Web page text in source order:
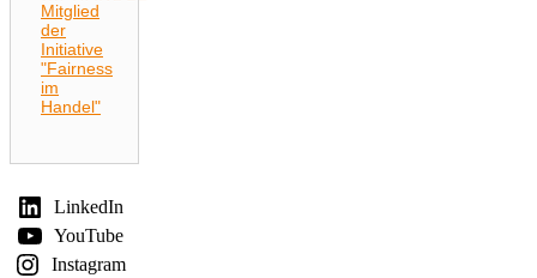
Mitglied
der
Initiative
"Fairness
im
Handel"
LinkedIn
YouTube
Instagram